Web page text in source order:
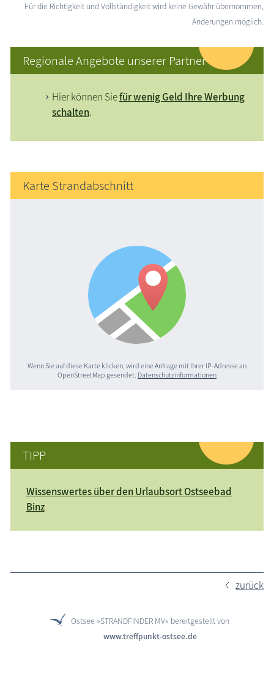
Für die Richtigkeit und Vollständigkeit wird keine Gewähr übernommen,
Änderungen möglich.
Regionale Angebote unserer Partner
Hier können Siefür wenig Geld Ihre Werbung
schalten.
Karte Strandabschnitt
Wenn Sie auf diese Karte klicken, wird eine Anfrage mit Ihrer IP-Adresse an
OpenStreetMap gesendet. Datenschutzinformationen
TIPP
Wissenswertes über den Urlaubsort Ostseebad
Binz
zurück
Ostsee »STRANDFINDER MV« bereitgestellt von
www.treffpunkt-ostsee.de